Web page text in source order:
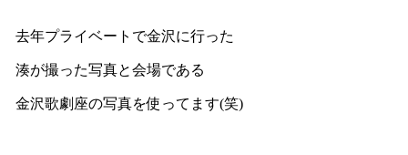
去年プライベートで金沢に行った
湊が撮った写真と会場である
金沢歌劇座の写真を使ってます(笑)